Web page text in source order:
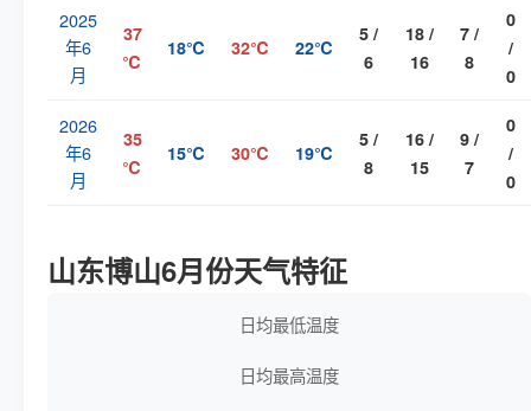
2025
年6
月
37
℃
18℃ 32℃ 22℃
5 /
6
18 /
16
7 /
8
0
/
0
2026
年6
月
35
℃
15℃ 30℃ 19℃
5 /
8
16 /
15
9 /
7
0
/
0
山东博山6月份天气特征
日均最低温度
日均最高温度